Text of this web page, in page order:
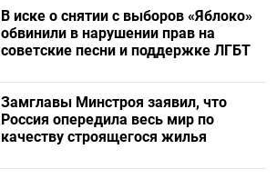
В иске о снятии с выборов «Яблоко»
обвинили в нарушении прав на
советские песни и поддержке ЛГБТ
Замглавы Минстроя заявил, что
Россия опередила весь мир по
качеству строящегося жилья